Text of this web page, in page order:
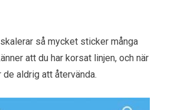
så mycket sticker många
att du har korsat linjen, och när
aldrig att återvända.